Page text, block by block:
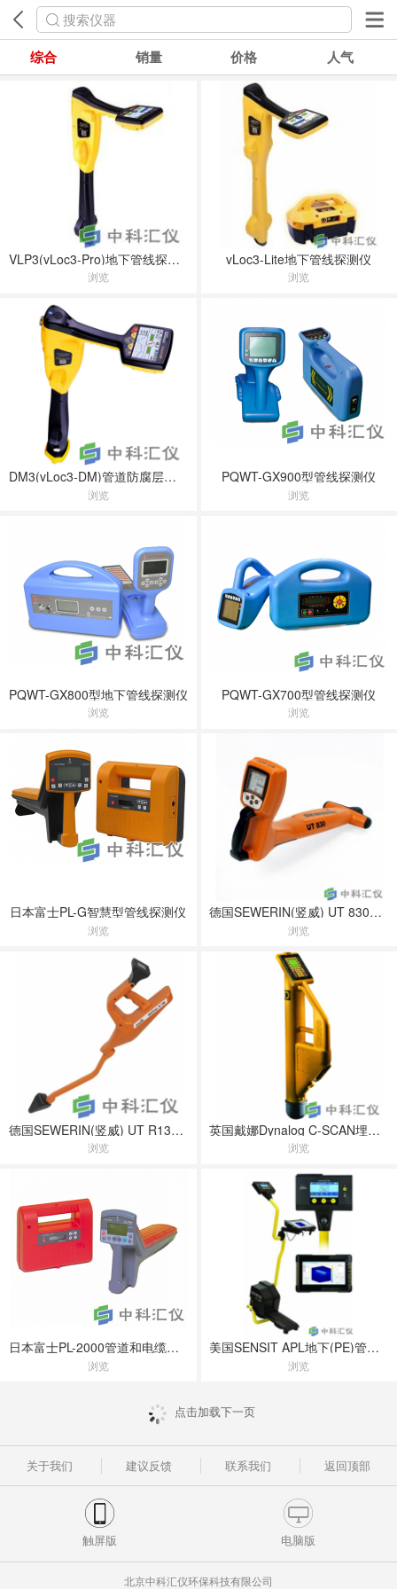
搜索仪器
综合 销量 价格 人气
VLP3(vLoc3-Pro)地下管线探测仪
浏览
vLoc3-Lite地下管线探测仪
浏览
DM3(vLoc3-DM)管道防腐层检测仪
浏览
PQWT-GX900型管线探测仪
浏览
PQWT-GX800型地下管线探测仪
浏览
PQWT-GX700型管线探测仪
浏览
日本富士PL-G智慧型管线探测仪
浏览
德国SEWERIN(竖威) UT 830工程型管线探测仪
浏览
德国SEWERIN(竖威) UT R130/R120/R110通用型管线探测仪
浏览
英国戴娜Dynalog C-SCAN埋地管线探测系统
浏览
日本富士PL-2000管道和电缆定位仪
浏览
美国SENSIT APL地下(PE)管线探测仪
浏览
点击加载下一页
关于我们 建议反馈 联系我们 返回顶部
触屏版 电脑版
北京中科汇仪环保科技有限公司